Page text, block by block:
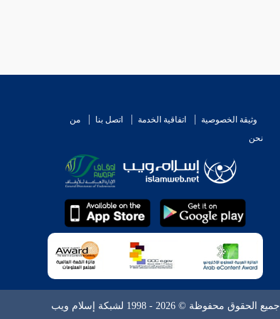
وثيقة الخصوصية اتفاقية الخدمة اتصل بنا
من
نحن
جميع الحقوق محفوظة © 2026 - 1998 لشبكة إسلام ويب